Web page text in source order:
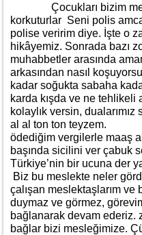
Çocukları bizim
korkuturlar Seni polis
polise veririm diye. İşte o
hikâyemiz. Sonrada bazı
muhabbetler arasında
arkasından nasıl
kadar soğukta sabaha
karda kışda ve ne tehlikeli
kolaylık versin,
al al ton ton
ödediğim vergilerle maaş
başında sicilini ver çabuk
Türkiye’nin bir ucuna der
Biz bu meslekte neler
çalışan meslektaşlarım ve
duymaz ve görmez,
bağlanarak devam ederiz.
bağlar bizi mesleğimize.